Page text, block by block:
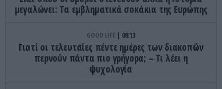
μεγαλώνει: Τα εμβληματικά σοκάκια της Ευρώπης
GOOD LIFE 08:13
Γιατί οι τελευταίες πέντε ημέρες των διακοπών
περνούν πάντα πιο γρήγορα; – Τι λέει η
ψυχολογία